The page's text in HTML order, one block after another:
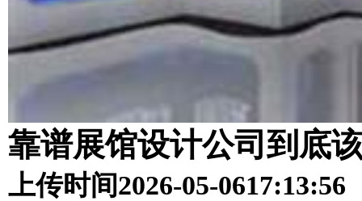
靠谱展馆设计公司到底
上传时间2026-05-0617:13:56